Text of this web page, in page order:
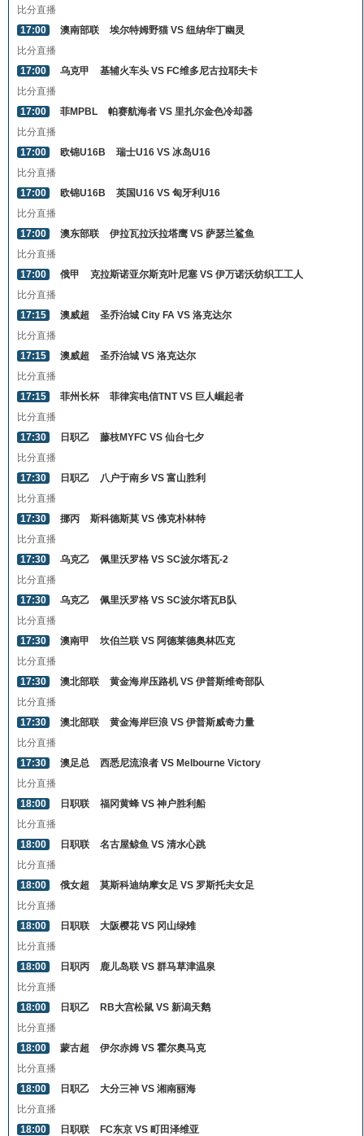
比分直播
17:00
澳南部联
埃尔特姆野猫 VS 纽纳华丁幽灵
比分直播
17:00
乌克甲
基辅火车头 VS FC维多尼古拉耶夫卡
比分直播
17:00
菲MPBL
帕赛航海者 VS 里扎尔金色冷却器
比分直播
17:00
欧锦U16B
瑞士U16 VS 冰岛U16
比分直播
17:00
欧锦U16B
英国U16 VS 匈牙利U16
比分直播
17:00
澳东部联
伊拉瓦拉沃拉塔鹰 VS 萨瑟兰鲨鱼
比分直播
17:00
俄甲
克拉斯诺亚尔斯克叶尼塞 VS 伊万诺沃纺织工工人
比分直播
17:15
澳威超
圣乔治城 City FA VS 洛克达尔
比分直播
17:15
澳威超
圣乔治城 VS 洛克达尔
比分直播
17:15
菲州长杯
菲律宾电信TNT VS 巨人崛起者
比分直播
17:30
日职乙
藤枝MYFC VS 仙台七夕
比分直播
17:30
日职乙
八户于南乡 VS 富山胜利
比分直播
17:30
挪丙
斯科德斯莫 VS 佛克朴林特
比分直播
17:30
乌克乙
佩里沃罗格 VS SC波尔塔瓦-2
比分直播
17:30
乌克乙
佩里沃罗格 VS SC波尔塔瓦B队
比分直播
17:30
澳南甲
坎伯兰联 VS 阿德莱德奥林匹克
比分直播
17:30
澳北部联
黄金海岸压路机 VS 伊普斯维奇部队
比分直播
17:30
澳北部联
黄金海岸巨浪 VS 伊普斯威奇力量
比分直播
17:30
澳足总
西悉尼流浪者 VS Melbourne Victory
比分直播
18:00
日职联
福冈黄蜂 VS 神户胜利船
比分直播
18:00
日职联
名古屋鲸鱼 VS 清水心跳
比分直播
18:00
俄女超
莫斯科迪纳摩女足 VS 罗斯托夫女足
比分直播
18:00
日职联
大阪樱花 VS 冈山绿雉
比分直播
18:00
日职丙
鹿儿岛联 VS 群马草津温泉
比分直播
18:00
日职乙
RB大宫松鼠 VS 新潟天鹅
比分直播
18:00
蒙古超
伊尔赤姆 VS 霍尔奥马克
比分直播
18:00
日职乙
大分三神 VS 湘南丽海
比分直播
18:00
日职联 FC东京 VS 町田泽维亚